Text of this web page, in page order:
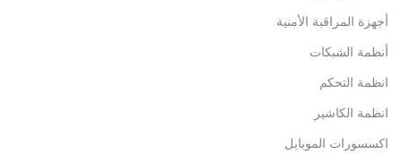
أجهزة المراقبة الأمنية
أنظمة الشبكات
انظمة التحكم
انظمة الكاشير
اكسسورات الموبايل